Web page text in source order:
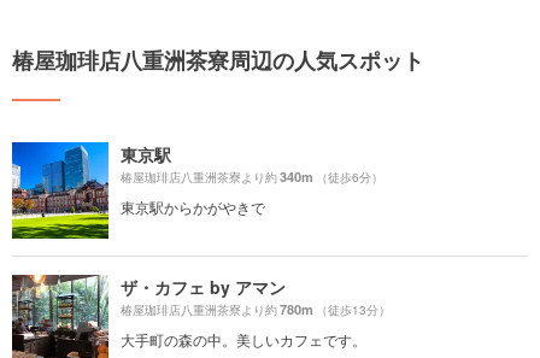
椿屋珈琲店八重洲茶寮周辺の人気スポット
東京駅
椿屋珈琲店八重洲茶寮より約340m （徒歩6分）
東京駅からかがやきで
ザ・カフェ by アマン
椿屋珈琲店八重洲茶寮より約780m （徒歩13分）
大手町の森の中。美しいカフェです。